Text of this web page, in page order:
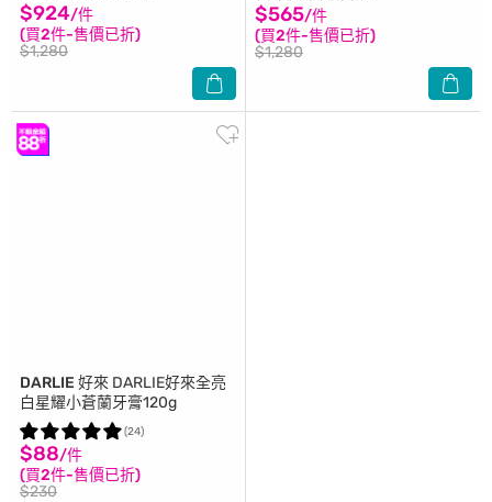
$924/件
(買2件-售價已折)
$1,280
$565/件
(買2件-售價已折)
$1,280
DARLIE 好來 DARLIE好來全亮
白星耀小蒼蘭牙膏120g
$88/件
(買2件-售價已折)
$230
(24)